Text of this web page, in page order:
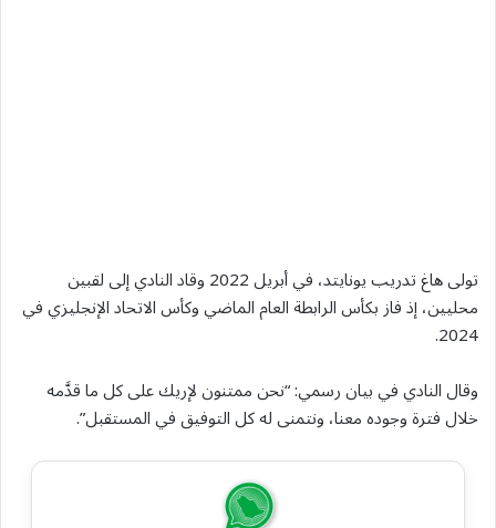
تولى هاغ تدريب يونايتد، في أبريل 2022 وقاد النادي إلى لقبين
محليين، إذ فاز بكأس الرابطة العام الماضي وكأس الاتحاد الإنجليزي في
2024.
وقال النادي في بيان رسمي: “نحن ممتنون لإريك على كل ما قدَّمه
خلال فترة وجوده معنا، ونتمنى له كل التوفيق في المستقبل”.